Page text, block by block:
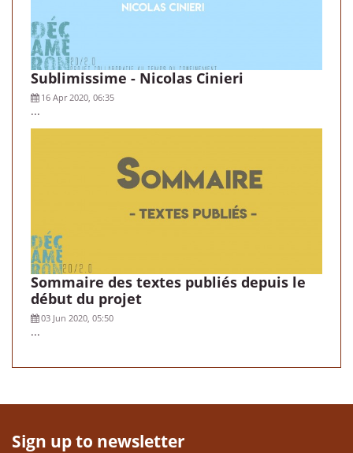
Sublimissime - Nicolas Cinieri
16 Apr 2020, 06:35
...
Sommaire des textes publiés depuis le
début du projet
03 Jun 2020, 05:50
...
Sign up to newsletter